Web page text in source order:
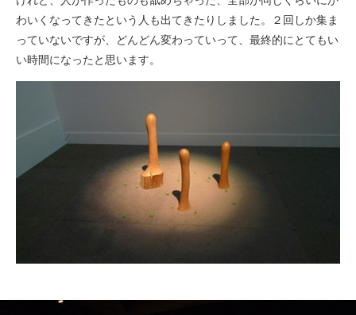
わいくなってきたという人も出てきたりしました。２回しか集ま
っていないですが、どんどん変わっていって、最終的にとてもい
い時間になったと思います。